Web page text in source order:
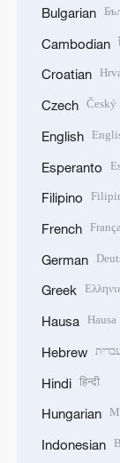
Bulgarian
Cambodian
Croatian
Czech Český
English
Esperanto
Filipino
French
German
Greek
Hausa Hausa
Hebrew
Hindi हिन्दी
Hungarian
Indonesian